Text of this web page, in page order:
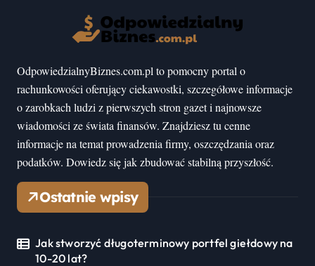
OdpowiedzialnyBiznes.com.pl to pomocny portal o
rachunkowości oferujący ciekawostki, szczegółowe informacje
o zarobkach ludzi z pierwszych stron gazet i najnowsze
wiadomości ze świata finansów. Znajdziesz tu cenne
informacje na temat prowadzenia firmy, oszczędzania oraz
podatków. Dowiedz się jak zbudować stabilną przyszłość.
Ostatnie wpisy
Jak stworzyć długoterminowy portfel giełdowy na
10-20 lat?